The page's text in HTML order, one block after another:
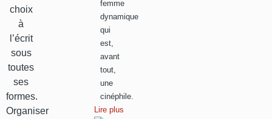
choix
à
l’écrit
sous
toutes
ses
formes.
Organiser
femme
dynamique
qui
est,
avant
tout,
une
cinéphile.
Lire plus